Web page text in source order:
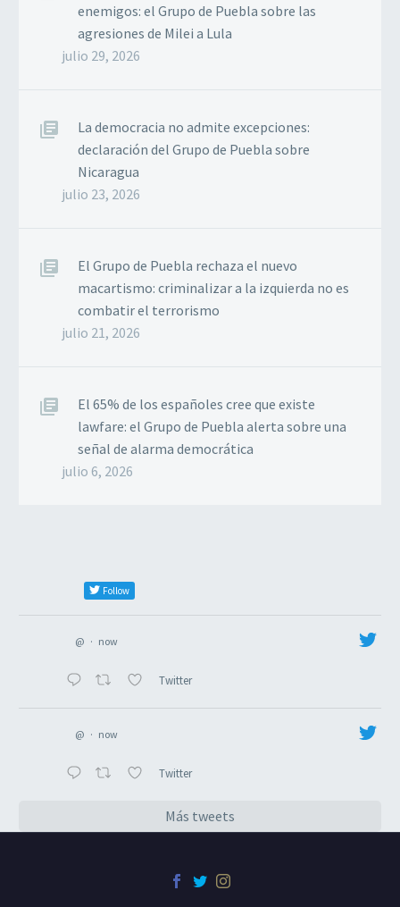
enemigos: el Grupo de Puebla sobre las
agresiones de Milei a Lula
julio 29, 2026
La democracia no admite excepciones:
declaración del Grupo de Puebla sobre
Nicaragua
julio 23, 2026
El Grupo de Puebla rechaza el nuevo
macartismo: criminalizar a la izquierda no es
combatir el terrorismo
julio 21, 2026
El 65% de los españoles cree que existe
lawfare: el Grupo de Puebla alerta sobre una
señal de alarma democrática
julio 6, 2026
Follow
@ · now
Twitter
@ · now
Twitter
Más tweets